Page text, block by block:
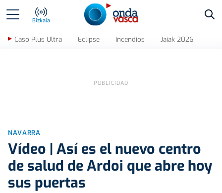
Bizkaia
Caso Plus Ultra Eclipse Incendios Jaiak 2026
NAVARRA
Vídeo | Así es el nuevo centro
de salud de Ardoi que abre hoy
sus puertas